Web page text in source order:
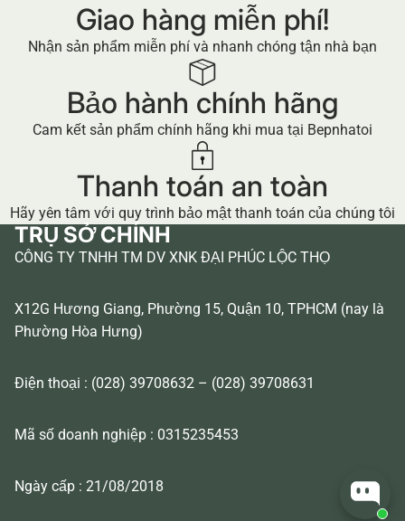
Giao hàng miễn phí!
Nhận sản phẩm miễn phí và nhanh chóng tận nhà bạn
Bảo hành chính hãng
Cam kết sản phẩm chính hãng khi mua tại Bepnhatoi
Thanh toán an toàn
Hãy yên tâm với quy trình bảo mật thanh toán của chúng tôi
TRỤ SỞ CHÍNH
CÔNG TY TNHH TM DV XNK ĐẠI PHÚC LỘC THỌ
X12G Hương Giang, Phường 15, Quận 10, TPHCM (nay là
Phường Hòa Hưng)
Điện thoại : (028) 39708632 – (028) 39708631
Mã số doanh nghiệp : 0315235453
Ngày cấp : 21/08/2018